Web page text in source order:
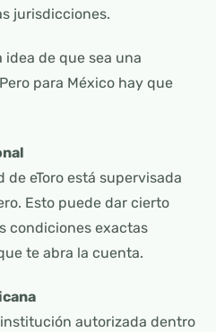
jurisdicciones.
idea de que sea una
para México hay que
eToro está supervisada
Esto puede dar cierto
condiciones exactas
te abra la cuenta.
autorizada dentro